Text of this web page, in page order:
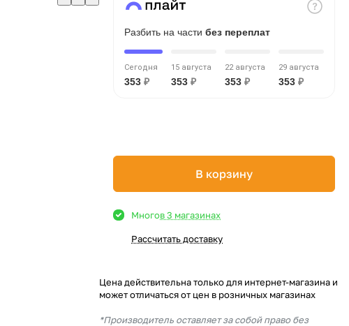
Разбить на части без переплат
Сегодня
353 ₽
15 августа
353 ₽
22 августа
353 ₽
29 августа
353 ₽
В корзину
Многов 3 магазинах
Рассчитать доставку
Цена действительна только для интернет-магазина и
может отличаться от цен в розничных магазинах
*Производитель оставляет за собой право без